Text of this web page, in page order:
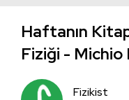
Haftanın
Fiziği - Michio
Fizikist